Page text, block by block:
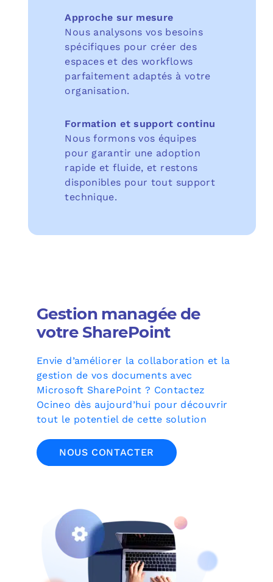
Approche sur mesure
Nous analysons vos besoins
spécifiques pour créer des
espaces et des workflows
parfaitement adaptés à votre
organisation.
Formation et support continu
Nous formons vos équipes
pour garantir une adoption
rapide et fluide, et restons
disponibles pour tout support
technique.
Gestion managée de
votre SharePoint
Envie d’améliorer la collaboration et la
gestion de vos documents avec
Microsoft SharePoint ? Contactez
Ocineo dès aujourd’hui pour découvrir
tout le potentiel de cette solution
NOUS CONTACTER